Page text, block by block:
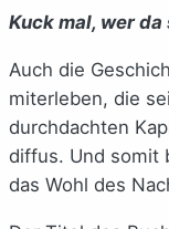
Kuck mal, wer
Auch die
miterleben, die
durchdachten
diffus. Und somit
das Wohl des